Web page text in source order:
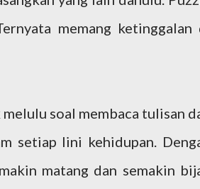
memang ketinggalan
soal membaca tulisan
setiap lini kehidupan.
matang dan semakin